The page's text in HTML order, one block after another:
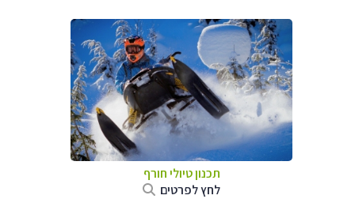
תכנון טיולי חורף
לחץ לפרטים